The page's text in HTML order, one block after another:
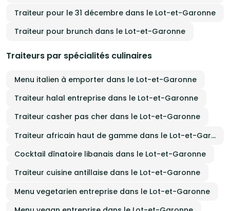
Traiteur pour le 31 décembre dans le Lot-et-Garonne
Traiteur pour brunch dans le Lot-et-Garonne
Traiteurs par spécialités culinaires
Menu italien à emporter dans le Lot-et-Garonne
Traiteur halal entreprise dans le Lot-et-Garonne
Traiteur casher pas cher dans le Lot-et-Garonne
Traiteur africain haut de gamme dans le Lot-et-Garonne
Cocktail dînatoire libanais dans le Lot-et-Garonne
Traiteur cuisine antillaise dans le Lot-et-Garonne
Menu vegetarien entreprise dans le Lot-et-Garonne